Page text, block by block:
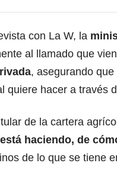
con La W, la
al llamado que
, asegurando
quiere hacer a través
de la cartera
haciendo, de
de lo que se tiene